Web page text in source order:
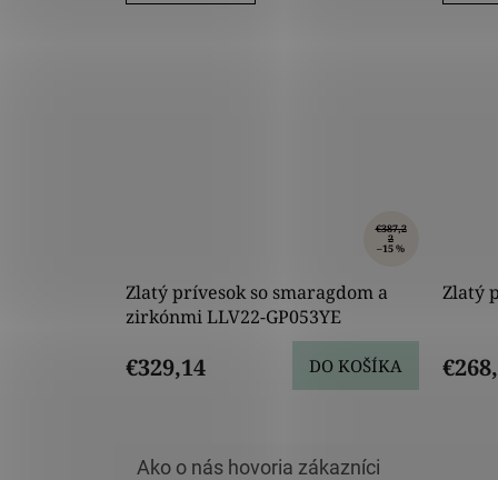
€387,2
2
–15 %
Zlatý prívesok so smaragdom a
zirkónmi LLV22-GP053YE
€329,14 DO KOŠÍKA
Zlatý